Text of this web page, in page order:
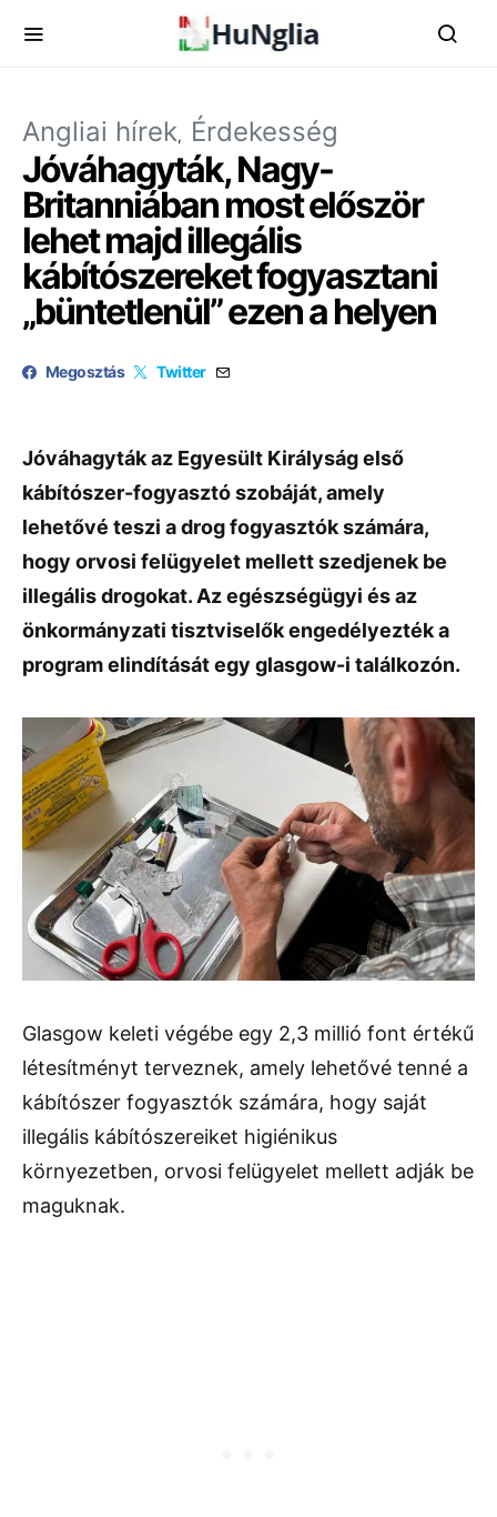
Angliai hírek Érdekesség
Jóváhagyták, Nagy-
Britanniában most először
lehet majd illegális
kábítószereket fogyasztani
„büntetlenül” ezen a helyen
Megosztás Twitter
Jóváhagyták az Egyesült Királyság első
kábítószer-fogyasztó szobáját, amely
lehetővé teszi a drog fogyasztók számára,
hogy orvosi felügyelet mellett szedjenek be
illegális drogokat. Az egészségügyi és az
önkormányzati tisztviselők engedélyezték a
program elindítását egy glasgow-i találkozón.
Glasgow keleti végébe egy 2,3 millió font értékű
létesítményt terveznek, amely lehetővé tenné a
kábítószer fogyasztók számára, hogy saját
illegális kábítószereiket higiénikus
környezetben, orvosi felügyelet mellett adják be
maguknak.